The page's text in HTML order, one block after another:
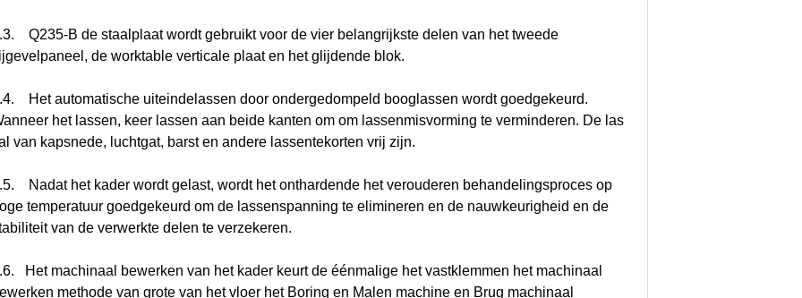
Q235-B de staalplaat wordt gebruikt voor de vier belangrijkste delen van het tweede
de worktable verticale plaat en het glijdende blok.
Het automatische uiteindelassen door ondergedompeld booglassen wordt goedgekeurd.
het lassen, keer lassen aan beide kanten om om lassenmisvorming te verminderen. De las
van kapsnede, luchtgat, barst en andere lassentekorten vrij zijn.
Nadat het kader wordt gelast, wordt het onthardende het verouderen behandelingsproces op
temperatuur goedgekeurd om de lassenspanning te elimineren en de nauwkeurigheid en de
van de verwerkte delen te verzekeren.
Het machinaal bewerken van het kader keurt de éénmalige het vastklemmen het machinaal
methode van grote van het vloer het Boring en Malen machine en Brug machinaal